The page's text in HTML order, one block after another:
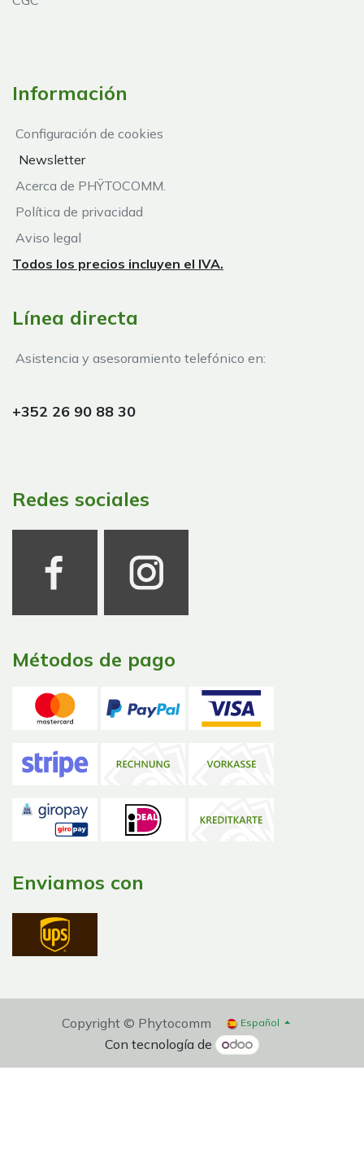
Información
Configuración de cookies
Newsletter
Acerca de PHŸTOCOMM.
Política de privacidad
Aviso legal
Todos los precios incluyen el IVA.
Línea directa
Asistencia y asesoramiento telefónico en:
+352 26 90 88 30
Redes sociales
Métodos de pago
Enviamos con
Copyright © Phytocomm Español
Con tecnología de